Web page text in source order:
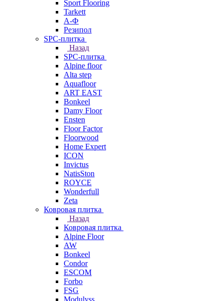
Sport Flooring
Tarkett
А-Ф
Резипол
SPC-плитка
Назад
SPC-плитка
Alpine floor
Alta step
Aquafloor
ART EAST
Bonkeel
Damy Floor
Ensten
Floor Factor
Floorwood
Home Expert
ICON
Invictus
NatisSton
ROYCE
Wonderfull
Zeta
Ковровая плитка
Назад
Ковровая плитка
Alpine Floor
AW
Bonkeel
Condor
ESCOM
Forbo
FSG
Modulyss